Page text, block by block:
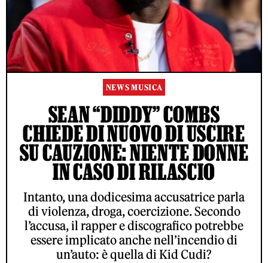
NEWS MUSICA
SEAN “DIDDY” COMBS
CHIEDE DI NUOVO DI USCIRE
SU CAUZIONE: NIENTE DONNE
IN CASO DI RILASCIO
Intanto, una dodicesima accusatrice parla
di violenza, droga, coercizione. Secondo
l’accusa, il rapper e discografico potrebbe
essere implicato anche nell’incendio di
un’auto: è quella di Kid Cudi?